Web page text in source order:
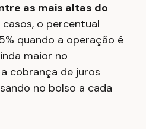
as mais altas do
casos, o percentual
quando a operação é
maior no
cobrança de juros
no bolso a cada